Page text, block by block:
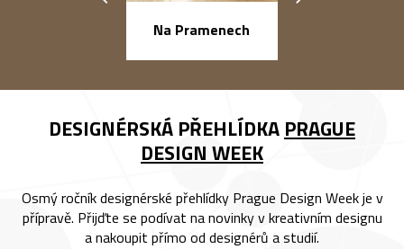
Na Pramenech
DESIGNÉRSKÁ PŘEHLÍDKA PRAGUE
DESIGN WEEK
Osmý ročník designérské přehlídky Prague Design Week je v
přípravě. Přijďte se podívat na novinky v kreativním designu
a nakoupit přímo od designérů a studií.